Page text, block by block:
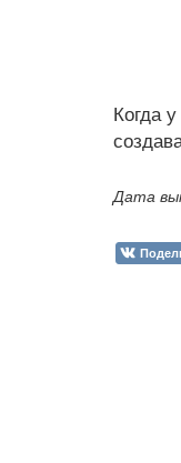
Когда
Дата